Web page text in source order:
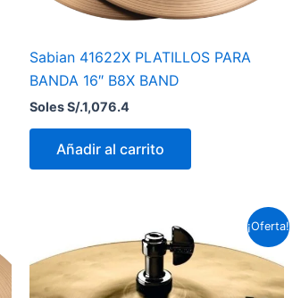
Sabian 41622X PLATILLOS PARA
BANDA 16″ B8X BAND
Soles S/.1,076.4
Añadir al carrito
¡Oferta!
precio
original
era:
Soles
precio
actual
Soles